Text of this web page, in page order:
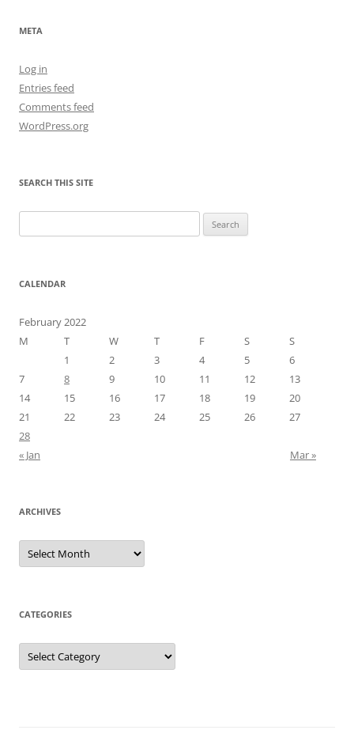
META
Log in
Entries feed
Comments feed
WordPress.org
SEARCH THIS SITE
for:
CALENDAR
February 2022
M
T W T F S
S
1
2 3 4 5
6
7
8 9 10 11 12
13
14
15 16 17 18 19
20
21
22 23 24 25 26
27
28
« Jan
Mar »
ARCHIVES
Archives
CATEGORIES
Categories